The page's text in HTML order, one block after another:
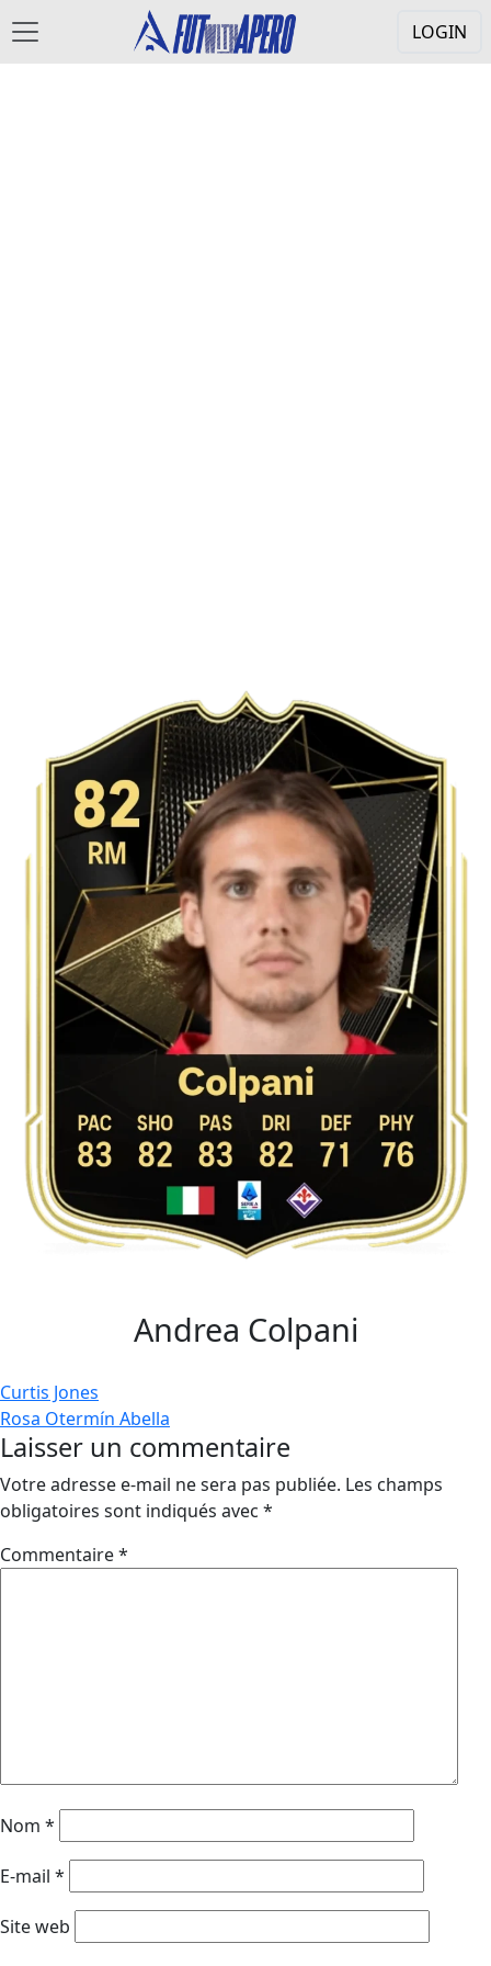
LOGIN
Andrea Colpani
Navigation
de
l’article
Curtis Jones
Rosa Otermín Abella
Laisser un commentaire
Votre adresse e-mail ne sera pas publiée. Les champs
obligatoires sont indiqués avec *
Commentaire*
Nom *
E-mail *
Site web